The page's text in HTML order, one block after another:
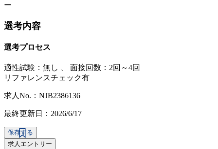
ー
選考内容
選考プロセス
適性試験： 無し
面接回数：2回～4回
リファレンスチェック有
求人No.：NJB2386136
最終更新日：2026/6/17
保存する
求人エントリー